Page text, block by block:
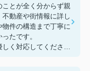
とが全く分からず親
動産や街情報に詳し
件の構造まで丁寧に
たです。
く対応してくださっ